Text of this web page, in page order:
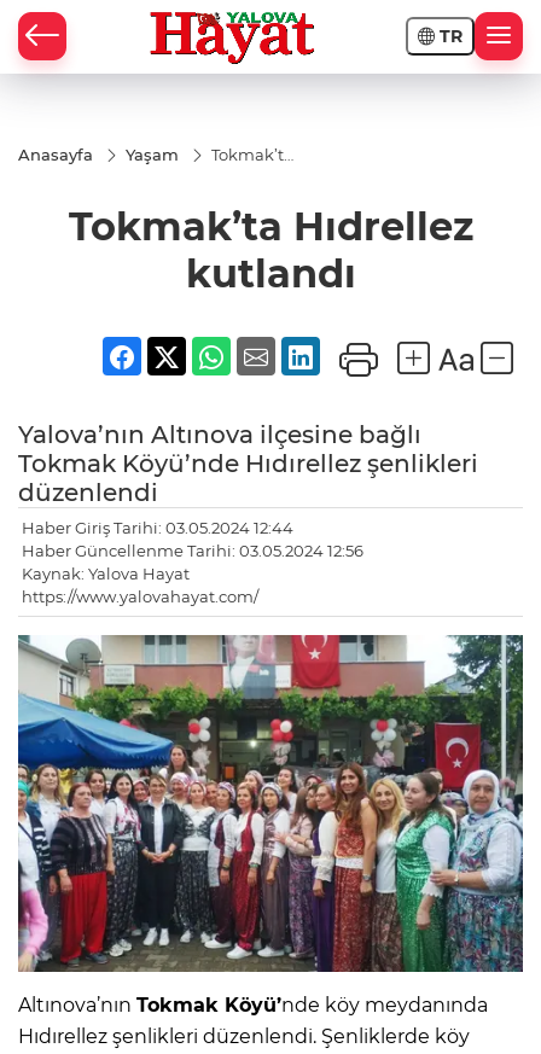
TR
Anasayfa Yaşam
Tokmak’ta
Tokmak’ta Hıdrellez
kutlandı
Yalova’nın Altınova ilçesine bağlı
Tokmak Köyü’nde Hıdırellez şenlikleri
düzenlendi
Haber Giriş Tarihi: 03.05.2024 12:44
Haber Güncellenme Tarihi: 03.05.2024 12:56
Kaynak: Yalova Hayat
https://www.yalovahayat.com/
Altınova’nın Tokmak Köyü’nde köy meydanında
Hıdırellez şenlikleri düzenlendi. Şenliklerde köy